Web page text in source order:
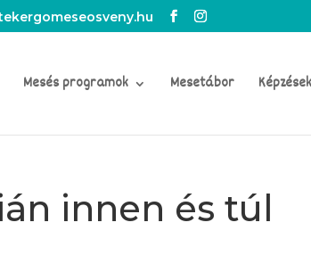
Mesés programok Mesetábor Képzések
innen és túl